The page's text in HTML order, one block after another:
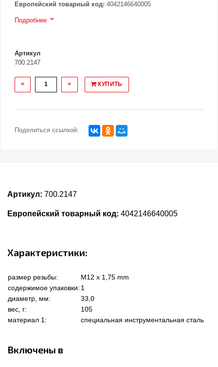
Европейский товарный код: 4042146640005
Подробнее
Артикул
700.2147
< > КУПИТЬ
Поделиться ссылкой:
Артикул: 700.2147
Европейский товарный код: 4042146640005
Характеристики:
размер резьбы:
M12 x 1,75 mm
содержимое упаковки: 1
диаметр, мм:
33,0
вес, г:
105
материал 1:
специальная инструментальная сталь
Включены в